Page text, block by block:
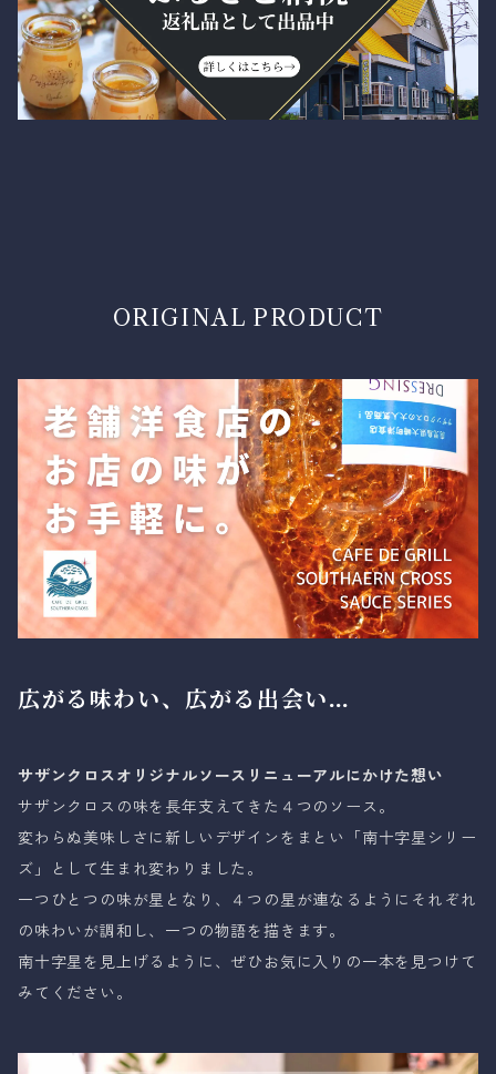
ORIGINAL PRODUCT
広がる味わい、広がる出会い…
サザンクロスオリジナルソースリニューアルにかけた想い
サザンクロスの味を長年支えてきた４つのソース。
変わらぬ美味しさに新しいデザインをまとい「南十字星シリー
ズ」として生まれ変わりました。
一つひとつの味が星となり、４つの星が連なるようにそれぞれ
の味わいが調和し、一つの物語を描きます。
南十字星を見上げるように、ぜひお気に入りの一本を見つけて
みてください。